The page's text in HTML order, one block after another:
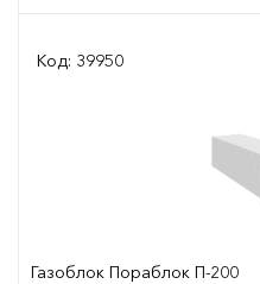
Код: 39950
Газоблок Пораблок П-200